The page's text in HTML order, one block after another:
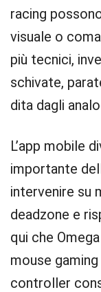
racing
visuale o
più tecnici,
schivate,
dita dagli
L’app mobile
importante
intervenire su
deadzone e
qui che
mouse
controller